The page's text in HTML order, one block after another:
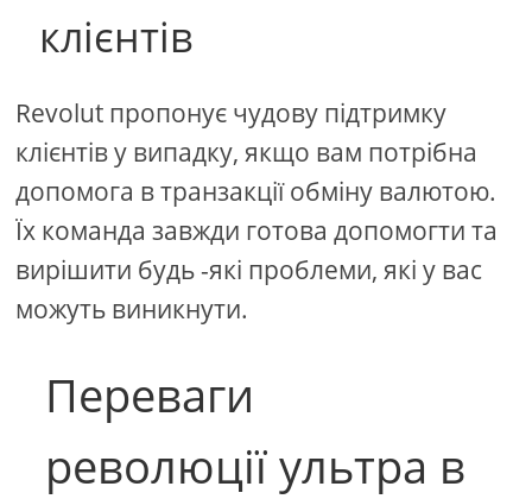
клієнтів
Revolut пропонує чудову підтримку
клієнтів у випадку, якщо вам потрібна
допомога в транзакції обміну валютою.
Їх команда завжди готова допомогти та
вирішити будь -які проблеми, які у вас
можуть виникнути.
Переваги
революції ультра в